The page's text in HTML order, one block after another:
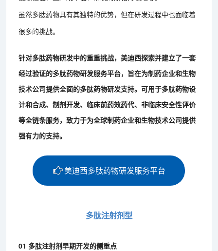
虽然多肽药物具有其独特的优势，但在研发过程中也面临着
很多的挑战。
针对多肽药物研发中的重重挑战，美迪西探索并建立了一套
经过验证的多肽药物研发服务平台，旨在为制药企业和生物
技术公司提供全面的多肽药物研发支持。可用于多肽药物设
计和合成、制剂开发、临床前药效药代、非临床安全性评价
等全链条服务，致力于为全球制药企业和生物技术公司提供
强有力的支持。
美迪西多肽药物研发服务平台
多肽注射剂型
01 多肽注射剂早期开发的侧重点